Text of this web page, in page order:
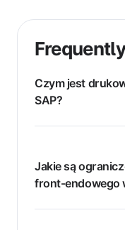
Czym jest
SAP?
Jakie są
front-endowego